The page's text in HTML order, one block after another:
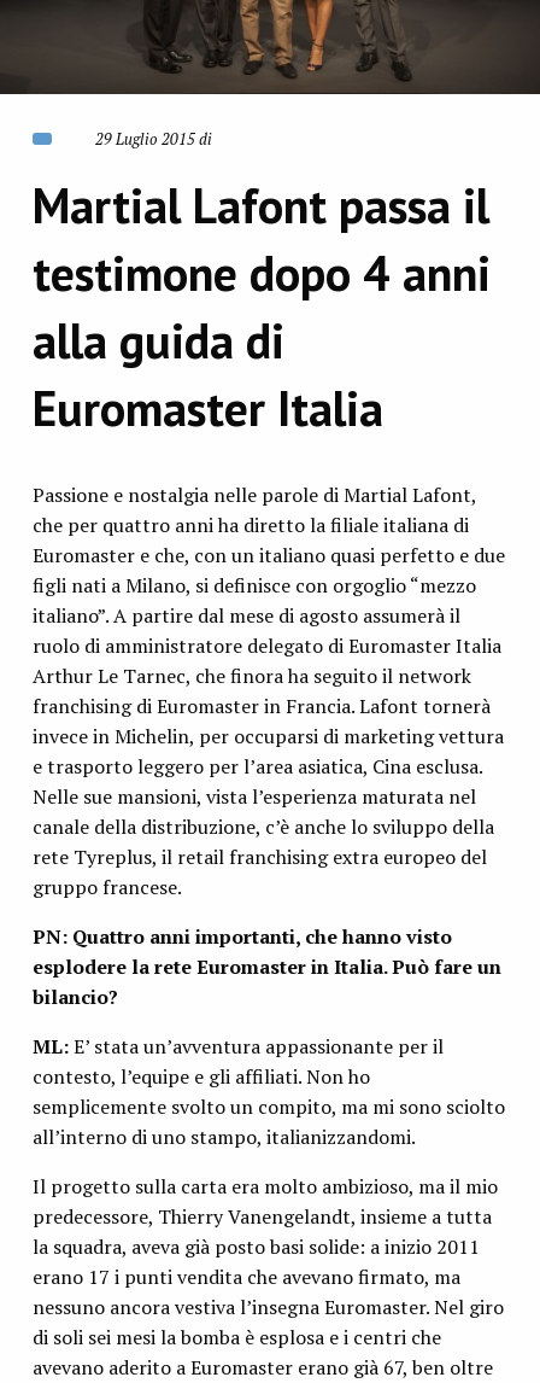
29 Luglio 2015 di
Martial Lafont passa il
testimone dopo 4 anni
alla guida di
Euromaster Italia
Passione e nostalgia nelle parole di Martial Lafont,
che per quattro anni ha diretto la filiale italiana di
Euromaster e che, con un italiano quasi perfetto e due
figli nati a Milano, si definisce con orgoglio “mezzo
italiano”. A partire dal mese di agosto assumerà il
ruolo di amministratore delegato di Euromaster Italia
Arthur Le Tarnec, che finora ha seguito il network
franchising di Euromaster in Francia. Lafont tornerà
invece in Michelin, per occuparsi di marketing vettura
e trasporto leggero per l’area asiatica, Cina esclusa.
Nelle sue mansioni, vista l’esperienza maturata nel
canale della distribuzione, c’è anche lo sviluppo della
rete Tyreplus, il retail franchising extra europeo del
gruppo francese.
PN: Quattro anni importanti, che hanno visto
esplodere la rete Euromaster in Italia. Può fare un
bilancio?
ML:E’ stata un’avventura appassionante per il
contesto, l’equipe e gli affiliati. Non ho
semplicemente svolto un compito, ma mi sono sciolto
all’interno di uno stampo, italianizzandomi.
Il progetto sulla carta era molto ambizioso, ma il mio
predecessore, Thierry Vanengelandt, insieme a tutta
la squadra, aveva già posto basi solide: a inizio 2011
erano 17 i punti vendita che avevano firmato, ma
nessuno ancora vestiva l’insegna Euromaster. Nel giro
di soli sei mesi la bomba è esplosa e i centri che
avevano aderito a Euromaster erano già 67, ben oltre